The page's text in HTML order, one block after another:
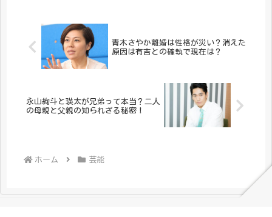
青木さやか離婚は性格が災い？消えた
原因は有吉との確執で現在は？
永山絢斗と瑛太が兄弟って本当？二人
の母親と父親の知られざる秘密！
ホーム 芸能